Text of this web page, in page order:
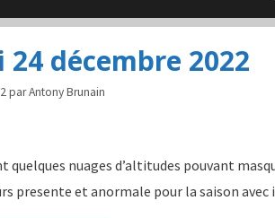
24 décembre 2022
parAntony Brunain
quelques nuages d’altitudes pouvant
presente et anormale pour la saison avec